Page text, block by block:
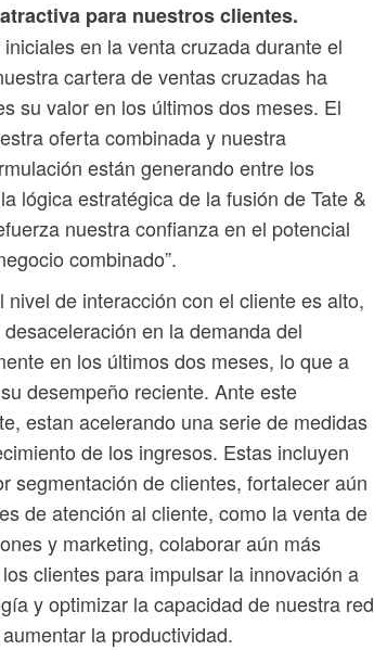
para nuestros clientes.
en la venta cruzada durante el
cartera de ventas cruzadas ha
su valor en los últimos dos meses. El
oferta combinada y nuestra
están generando entre los
lógica estratégica de la fusión de Tate &
nuestra confianza en el potencial
combinado”.
nivel de interacción con el cliente es alto,
en la demanda del
en los últimos dos meses, lo que a
desempeño reciente. Ante este
estan acelerando una serie de medidas
de los ingresos. Estas incluyen
segmentación de clientes, fortalecer aún
de atención al cliente, como la venta de
y marketing, colaborar aún más
clientes para impulsar la innovación a
y optimizar la capacidad de nuestra red
la productividad.